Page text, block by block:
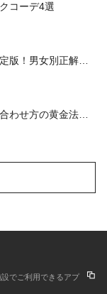
コーデ4選
版！男女別正解ス
わせ方の黄金法則
でご利用できるアプ